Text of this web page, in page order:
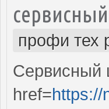
профи тех
Сервисный
href=https://